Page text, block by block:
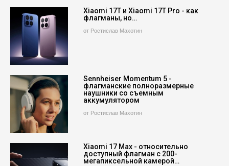
Xiaomi 17T и Xiaomi 17T Pro - как
флагманы, но…
от Ростислав Махотин
Sennheiser Momentum 5 -
флагманские полноразмерные
наушники со съемным
аккумулятором
от Ростислав Махотин
Xiaomi 17 Max - относительно
доступный флагман с 200-
мегапиксельной камерой…